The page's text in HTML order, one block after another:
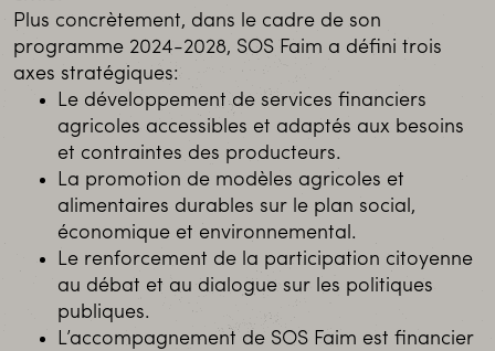
Plus concrètement, dans le cadre de son
programme 2024-2028, SOS Faim a défini trois
axes stratégiques:
Le développement de services financiers
agricoles accessibles et adaptés aux besoins
et contraintes des producteurs.
La promotion de modèles agricoles et
alimentaires durables sur le plan social,
économique et environnemental.
Le renforcement de la participation citoyenne
au débat et au dialogue sur les politiques
publiques.
L’accompagnement de SOS Faim est financier